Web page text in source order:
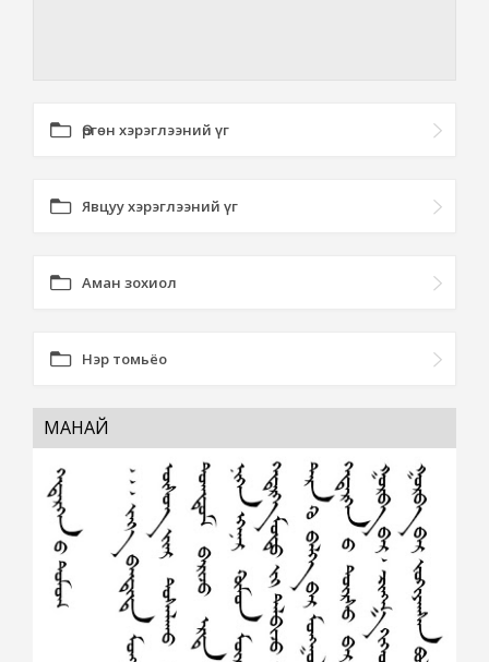
Өргөн хэрэглээний үг
Явцуу хэрэглээний үг
Аман зохиол
Нэр томьёо
МАНАЙ